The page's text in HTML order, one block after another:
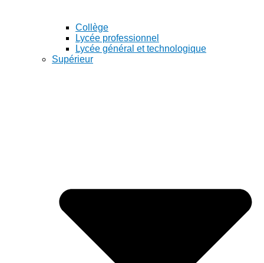
Collège
Lycée professionnel
Lycée général et technologique
Supérieur